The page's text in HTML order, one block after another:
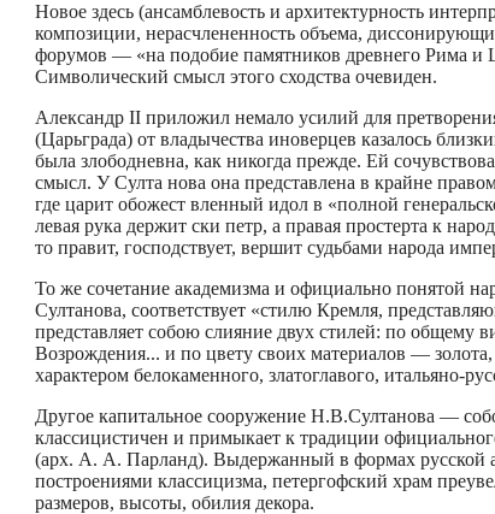
Новое здесь (ансамблевость и архитектурность
композиции, нерасчлененность объема,
форумов — «на подобие памятников древнего Рима и
Символический смысл этого сходства очевиден.
Александр II приложил немало усилий для
(Царьграда) от владычества иноверцев казалось
была злободневна, как никогда прежде. Ей
смысл. У Султа­ нова она представлена в крайне
где царит обожест­ вленный идол в «полной
левая рука держит ски­ петр, а правая простерта к
то правит, господствует, вершит судьбами народа
То же сочетание академизма и официально понятой
Султанова, соответствует «стилю Кремля,
представляет собою слияние двух стилей: по общему
Возрождения... и по цвету своих материалов —
характером белокаменного, златоглавого, итальяно-
Другое капитальное сооружение Н.В.Султанова —
классицистичен и примыкает к традиции
(арх. А. А. Парланд). Выдержанный в формах русской
построениями классицизма, петергофский храм
размеров, высоты, обилия декора.